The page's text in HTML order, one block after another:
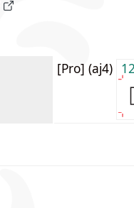
[Pro] (aj4)